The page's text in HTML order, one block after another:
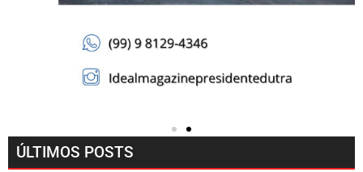
ÚLTIMOS POSTS